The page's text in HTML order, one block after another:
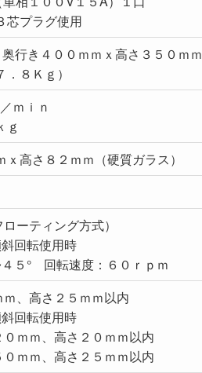
芯プラグ使用
行き４００ｍｍｘ高さ３５０ｍｍ
．８Ｋｇ）
ｍｉｎ
ｇ
ｘ高さ８２ｍｍ（硬質ガラス）
ーティング方式）
回転使用時
５° 回転速度：６０ｒｐｍ
、高さ２５ｍｍ以内
回転使用時
ｍｍ、高さ２０ｍｍ以内
ｍｍ、高さ２５ｍｍ以内